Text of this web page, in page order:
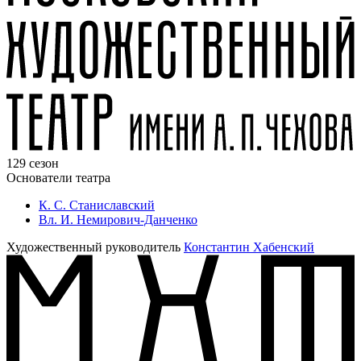
129 сезон
Основатели театра
К. С. Станиславский
Вл. И. Немирович-Данченко
Художественный руководитель Константин Хабенский